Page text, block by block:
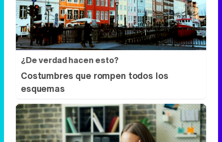
Costumbres que rompen todos los
esquemas